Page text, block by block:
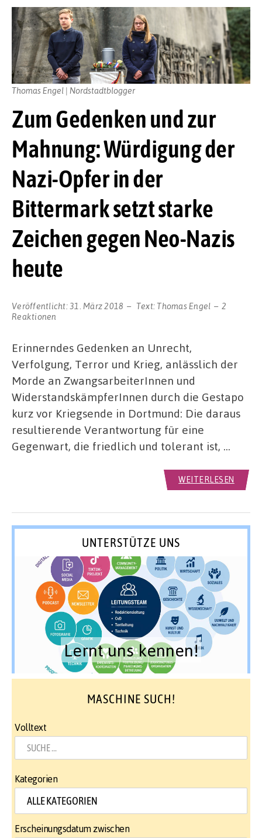
Zum Gedenken und zur
Mahnung: Würdigung der
Nazi-Opfer in der
Bittermark setzt starke
Zeichen gegen Neo-Nazis
heute
Veröffentlicht:31. März 2018 Text:Thomas Engel
2
Reaktionen
Thomas Engel | Nordstadtblogger
Erinnerndes Gedenken an Unrecht,
Verfolgung, Terror und Krieg, anlässlich der
Morde an ZwangsarbeiterInnen und
WiderstandskämpferInnen durch die Gestapo
kurz vor Kriegsende in Dortmund: Die daraus
resultierende Verantwortung für eine
Gegenwart, die friedlich und tolerant ist, …
WEITERLESEN
UNTERSTÜTZE UNS
Lernt uns kennen!
MASCHINE SUCH!
Volltext
Kategorien
Erscheinungsdatum zwischen